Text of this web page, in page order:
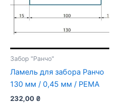
Забор "Ранчо"
Ламель для забора Ранчо
130 мм / 0,45 мм / РЕМА
232,00 ₴